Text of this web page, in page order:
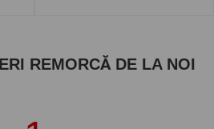
REMORCĂ DE LA NOI